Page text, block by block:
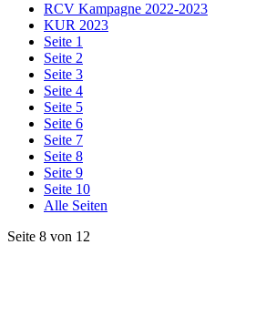
RCV Kampagne 2022-2023
KUR 2023
Seite 1
Seite 2
Seite 3
Seite 4
Seite 5
Seite 6
Seite 7
Seite 8
Seite 9
Seite 10
Alle Seiten
Seite 8 von 12